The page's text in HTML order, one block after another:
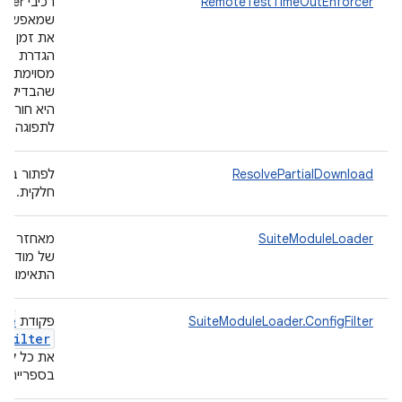
את זמן
הגדרת
מסוימת,
היא
לתפוגה
ResolvePartialDownload
לפתור
חלקית.
SuiteModuleLoader
מאחזר
של
SuiteModuleLoader.ConfigFilter פקודת
Filter
את כל
בספרייה.